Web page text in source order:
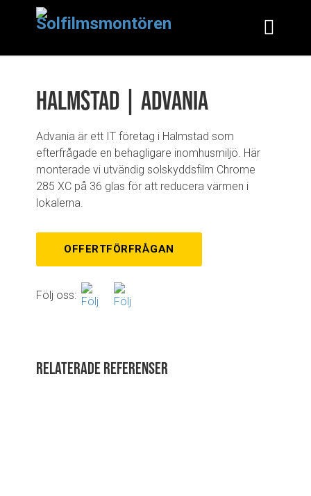
Halmstad | Advania
Advania är ett IT företag i Halmstad som
efterfrågade en behagligare inomhusmiljö. Här
monterade vi utvändig solskyddsfilm Chrome
285 XC på 36 glas för att reducera värmen i
lokalerna.
OFFERTFÖRFRÅGAN
Följ oss:
Relaterade referenser